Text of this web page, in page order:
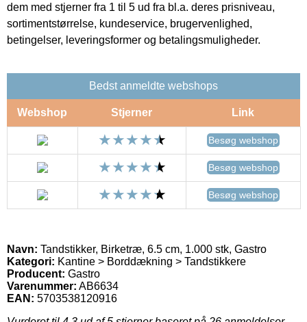
dem med stjerner fra 1 til 5 ud fra bl.a. deres prisniveau,
sortimentstørrelse, kundeservice, brugervenlighed,
betingelser, leveringsformer og betalingsmuligheder.
Bedst anmeldte webshops
Webshop Stjerner Link
Besøg webshop
Besøg webshop
Besøg webshop
Navn: Tandstikker, Birketræ, 6.5 cm, 1.000 stk, Gastro
Kategori: Kantine > Borddækning > Tandstikkere
Producent: Gastro
Varenummer: AB6634
EAN: 5703538120916